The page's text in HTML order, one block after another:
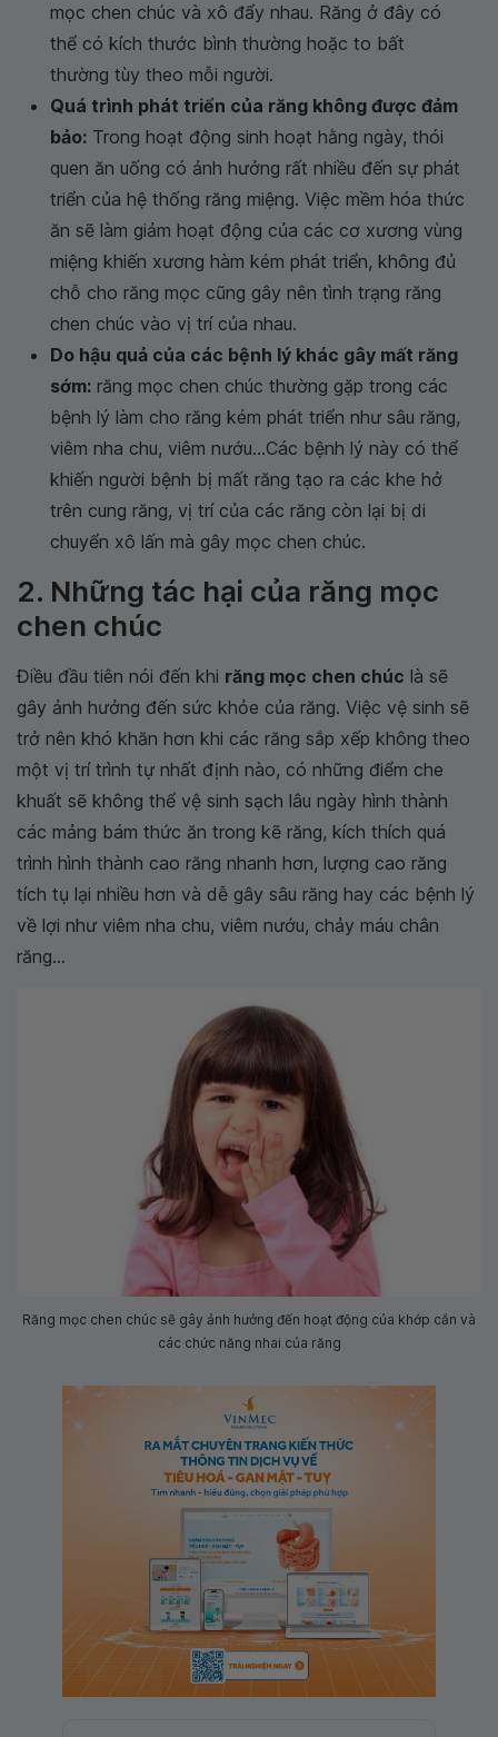
mọc chen chúc và xô đẩy nhau. Răng ở đây có
thể có kích thước bình thường hoặc to bất
thường tùy theo mỗi người.
Quá trình phát triển của răng không được đảm
bảo: Trong hoạt động sinh hoạt hằng ngày, thói
quen ăn uống có ảnh hưởng rất nhiều đến sự phát
triển của hệ thống răng miệng. Việc mềm hóa thức
ăn sẽ làm giảm hoạt động của các cơ xương vùng
miệng khiến xương hàm kém phát triển, không đủ
chỗ cho răng mọc cũng gây nên tình trạng răng
chen chúc vào vị trí của nhau.
Do hậu quả của các bệnh lý khác gây mất răng
sớm: răng mọc chen chúc thường gặp trong các
bệnh lý làm cho răng kém phát triển như sâu răng,
viêm nha chu, viêm nướu...Các bệnh lý này có thể
khiến người bệnh bị mất răng tạo ra các khe hở
trên cung răng, vị trí của các răng còn lại bị di
chuyển xô lấn mà gây mọc chen chúc.
2. Những tác hại của răng mọc
chen chúc
Điều đầu tiên nói đến khi răng mọc chen chúc là sẽ
gây ảnh hưởng đến sức khỏe của răng. Việc vệ sinh sẽ
trở nên khó khăn hơn khi các răng sắp xếp không theo
một vị trí trình tự nhất định nào, có những điểm che
khuất sẽ không thể vệ sinh sạch lâu ngày hình thành
các mảng bám thức ăn trong kẽ răng, kích thích quá
trình hình thành cao răng nhanh hơn, lượng cao răng
tích tụ lại nhiều hơn và dễ gây sâu răng hay các bệnh lý
về lợi như viêm nha chu, viêm nướu, chảy máu chân
răng...
Răng mọc chen chúc sẽ gây ảnh hưởng đến hoạt động của khớp cắn và
các chức năng nhai của răng